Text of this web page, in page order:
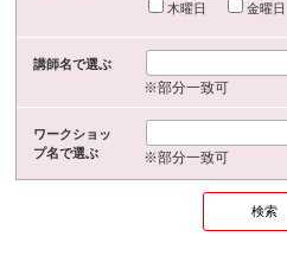
木曜日
金曜日
講師名で選ぶ
※部分一致可
ワークショッ
プ名で選ぶ
※部分一致可